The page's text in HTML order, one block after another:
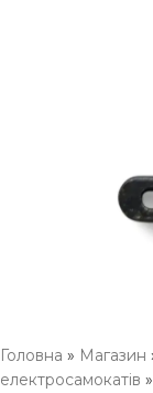
Головна » Магазин
електросамокатів »